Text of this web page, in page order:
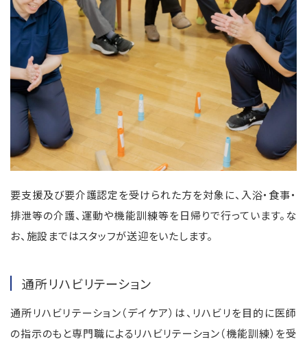
要支援及び要介護認定を受けられた方を対象に、入浴・食事・
排泄等の介護、運動や機能訓練等を日帰りで行っています。な
お、施設まではスタッフが送迎をいたします。
通所リハビリテーション
通所リハビリテーション（デイケア）は、リハビリを目的に医師
の指示のもと専門職によるリハビリテーション（機能訓練）を受